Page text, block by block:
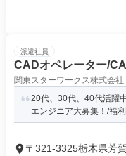
派遣社員
CADオペレーター/
関東スターワークス株式会社
20代、30代、40代活躍
エンジニア大募集！/福
〒321-3325栃木県芳